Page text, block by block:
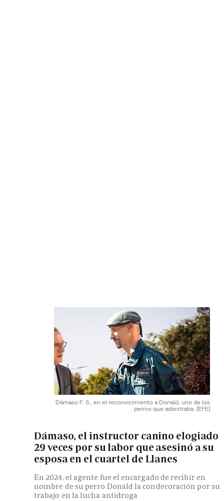
Dámaso F. S., en el reconocimiento a Donald, uno de los
perros que adiestraba. (EFE)
Dámaso, el instructor canino elogiado
29 veces por su labor que asesinó a su
esposa en el cuartel de Llanes
En 2024, el agente fue el encargado de recibir en
nombre de su perro Donald la condecoración por su
trabajo en la lucha antidroga